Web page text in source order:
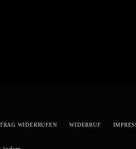
WIDERRUFEN WIDERRUF